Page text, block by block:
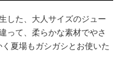
した、大人サイズのジュー
って、柔らかな素材でやさ
夏場もガシガシとお使いた